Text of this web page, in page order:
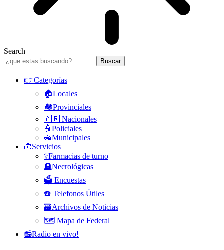
Search
👉Categorías
🏠Locales
🏘️Provinciales
🇦🇷 Nacionales
👮Policiales
🚜Municipales
🧰Servicios
⚕️Farmacias de turno
🪦Necrológicas
🗳️ Encuestas
☎️ Telefonos Útiles
🗃️Archivos de Noticias
🗺️ Mapa de Federal
📻Radio en vivo!